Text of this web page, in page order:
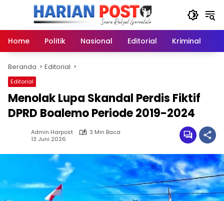
Home
Politik Nasional Editorial Kriminal
Beranda Editorial
Editorial
Menolak Lupa Skandal Perdis Fiktif
DPRD Boalemo Periode 2019-2024
Admin Harpost
3 Min Baca
13 Juni 2026